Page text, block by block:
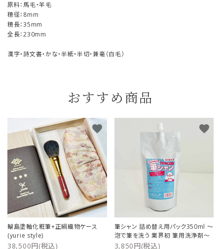
原料：馬毛・羊毛
穂径：8mm
穂長：35mm
全長：230mm
漢字・詩文書・かな・半紙・半切・兼毫（白毛）
おすすめ商品
輪島塗軸化粧筆+正絹織物ケース
(yurie style)
38,500円(税込)
favorite
筆シャン 詰め替え用パック350ml ～
泡で筆を洗う 業界初 筆用洗浄剤～
3,850円(税込)
favorite